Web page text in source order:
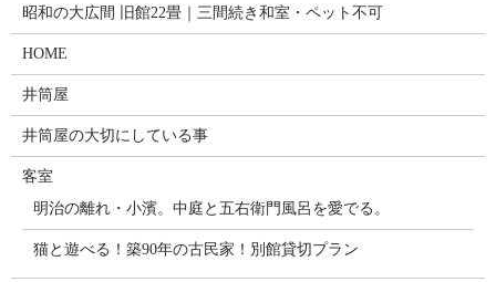
昭和の大広間 旧館22畳｜三間続き和室・ペット不可
HOME
井筒屋
井筒屋の大切にしている事
客室
明治の離れ・小濱。中庭と五右衛門風呂を愛でる。
猫と遊べる！築90年の古民家！別館貸切プラン